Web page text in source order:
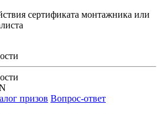
сертификата монтажника или
призов Вопрос-ответ